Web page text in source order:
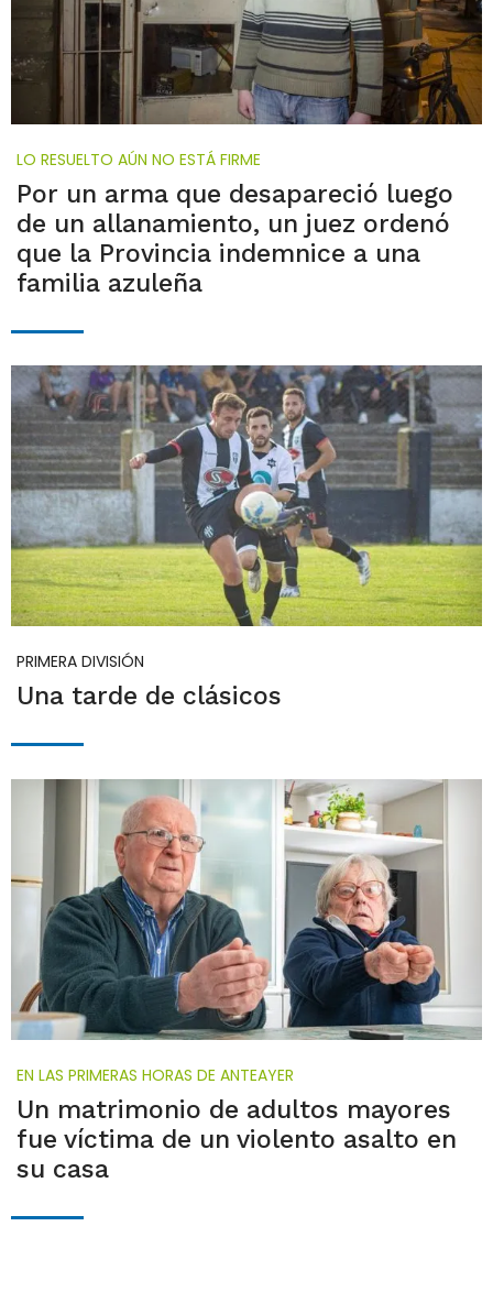
LO RESUELTO AÚN NO ESTÁ FIRME
Por un arma que desapareció luego
de un allanamiento, un juez ordenó
que la Provincia indemnice a una
familia azuleña
PRIMERA DIVISIÓN
Una tarde de clásicos
EN LAS PRIMERAS HORAS DE ANTEAYER
Un matrimonio de adultos mayores
fue víctima de un violento asalto en
su casa